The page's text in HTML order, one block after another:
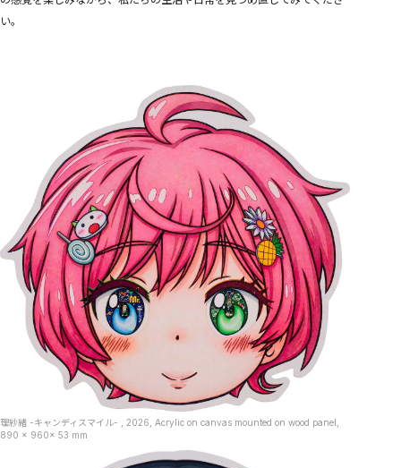
い。
理紗緒 -キャンディスマイル- , 2026, Acrylic on canvas mounted on wood panel,
890 x 960x 53 mm